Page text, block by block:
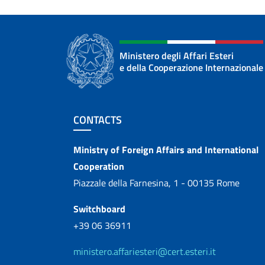
Ministero degli Affari Esteri
e della Cooperazione Internazionale
Footer section
CONTACTS
Contacts
Ministry of Foreign Affairs and International
Cooperation
Piazzale della Farnesina, 1 - 00135 Rome
Switchboard
+39 06 36911
ministero.affariesteri@cert.esteri.it